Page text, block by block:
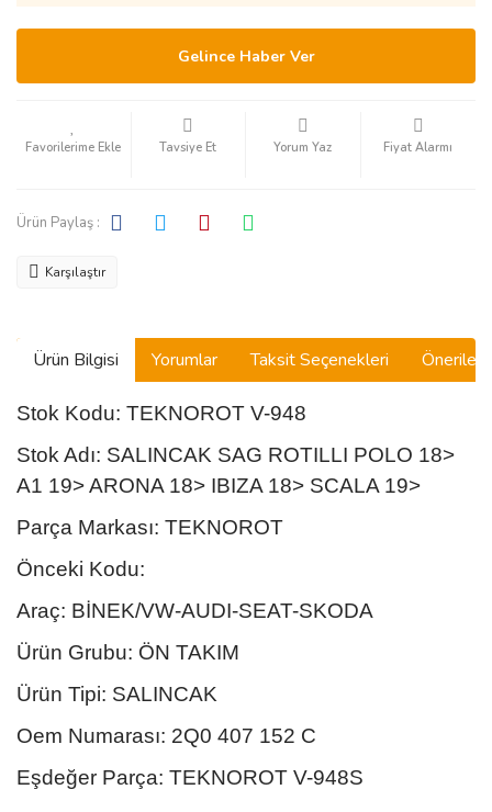
Gelince Haber Ver
Tavsiye Et Yorum Yaz Fiyat Alarmı
Ürün Paylaş :
Karşılaştır
Ürün Bilgisi Yorumlar Taksit Seçenekleri
Stok Kodu: TEKNOROT V-948
Stok Adı: SALINCAK SAG ROTILLI POLO 18>
A1 19> ARONA 18> IBIZA 18> SCALA 19>
Parça Markası: TEKNOROT
Önceki Kodu:
Araç: BİNEK/VW-AUDI-SEAT-SKODA
Ürün Grubu: ÖN TAKIM
Ürün Tipi: SALINCAK
Oem Numarası: 2Q0 407 152 C
Eşdeğer Parça: TEKNOROT V-948S